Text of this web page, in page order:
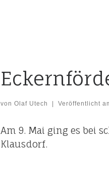
von Olaf Utech | Veröffentlicht
Am 9. Mai ging es bei
Klausdorf.